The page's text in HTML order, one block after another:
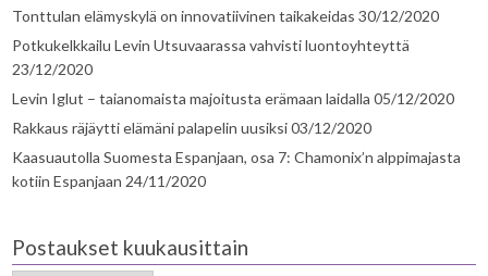
Tonttulan elämyskylä on innovatiivinen taikakeidas 30/12/2020
Potkukelkkailu Levin Utsuvaarassa vahvisti luontoyhteyttä
23/12/2020
Levin Iglut – taianomaista majoitusta erämaan laidalla 05/12/2020
Rakkaus räjäytti elämäni palapelin uusiksi03/12/2020
Kaasuautolla Suomesta Espanjaan, osa 7: Chamonix’n alppimajasta
kotiin Espanjaan 24/11/2020
Postaukset kuukausittain